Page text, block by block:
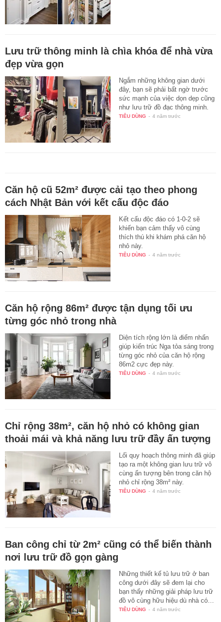
Lưu trữ thông minh là chìa khóa để nhà vừa
đẹp vừa gọn
Ngắm những không gian dưới
đây, bạn sẽ phải bất ngờ trước
sức mạnh của việc dọn dẹp cũng
như lưu trữ đồ đạc thông minh.
TIÊU DÙNG - 4 năm trước
Căn hộ cũ 52m² được cải tạo theo phong
cách Nhật Bản với kết cấu độc đáo
Kết cấu độc đáo có 1-0-2 sẽ
khiến bạn cảm thấy vô cùng
thích thú khi khám phá căn hộ
nhỏ này.
TIÊU DÙNG - 4 năm trước
Căn hộ rộng 86m² được tận dụng tối ưu
từng góc nhỏ trong nhà
Diện tích rộng lớn là điểm nhấn
giúp kiến trúc Nga tỏa sáng trong
từng góc nhỏ của căn hộ rộng
86m2 cực đẹp này.
TIÊU DÙNG - 4 năm trước
Chỉ rộng 38m², căn hộ nhỏ có không gian
thoải mái và khả năng lưu trữ đầy ấn tượng
Lối quy hoạch thông minh đã giúp
tạo ra một không gian lưu trữ vô
cùng ấn tượng bên trong căn hộ
nhỏ chỉ rộng 38m² này.
TIÊU DÙNG - 4 năm trước
Ban công chỉ từ 2m² cũng có thể biến thành
nơi lưu trữ đồ gọn gàng
Những thiết kế tủ lưu trữ ở ban
công dưới đây sẽ đem lại cho
bạn thấy những giải pháp lưu trữ
đồ vô cùng hữu hiệu dù nhà có…
TIÊU DÙNG - 4 năm trước